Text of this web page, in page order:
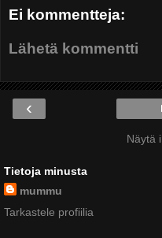
Ei kommentteja:
Lähetä kommentti
‹
Näytä
Tietoja minusta
mummu
Tarkastele profiilia